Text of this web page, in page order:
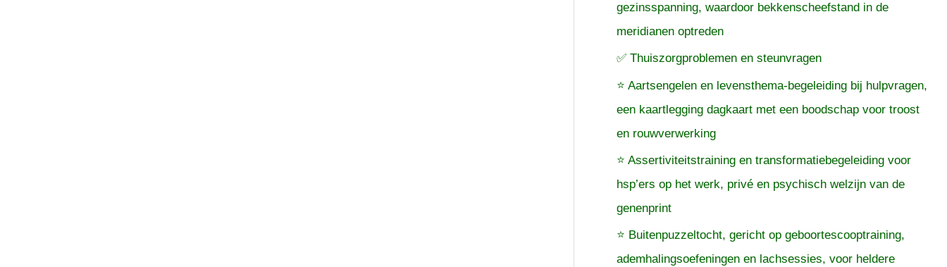
gezinsspanning, waardoor bekkenscheefstand in de
meridianen optreden
✅ Thuiszorgproblemen en steunvragen
⭐ Aartsengelen en levensthema-begeleiding bij hulpvragen,
een kaartlegging dagkaart met een boodschap voor troost
en rouwverwerking
⭐ Assertiviteitstraining en transformatiebegeleiding voor
hsp’ers op het werk, privé en psychisch welzijn van de
genenprint
⭐ Buitenpuzzeltocht, gericht op geboortescooptraining,
ademhalingsoefeningen en lachsessies, voor heldere